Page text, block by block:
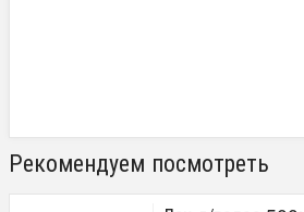
Рекомендуем посмотреть